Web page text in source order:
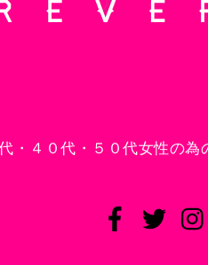
・４０代・５０代女性の